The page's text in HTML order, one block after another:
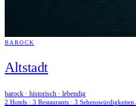
BAROCK
Altstadt
barock · historisch · lebendig
2 Hotels · 3 Restaurants · 3 Sehenswürdigkeiten